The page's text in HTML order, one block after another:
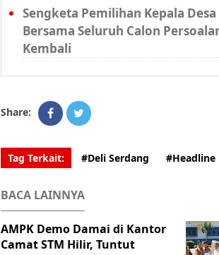
Sengketa Pemilihan Kepala
Bersama Seluruh Calon
Kembali
Share:
Tag Terkait: #Deli Serdang #Headline
BACA LAINNYA
AMPK Demo Damai di Kantor
Camat STM Hilir, Tuntut